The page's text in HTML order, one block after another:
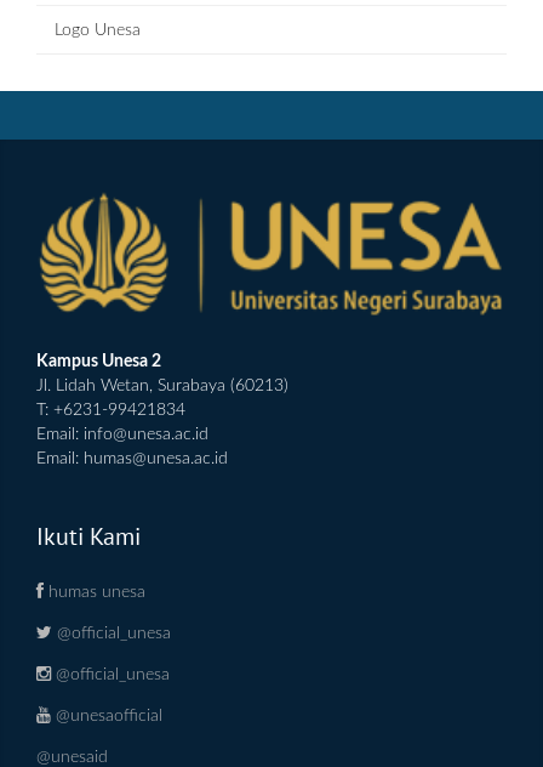
Logo Unesa
Kampus Unesa 2
Jl. Lidah Wetan, Surabaya (60213)
T: +6231-99421834
Email: info@unesa.ac.id
Email: humas@unesa.ac.id
Ikuti Kami
humas unesa
@official_unesa
@official_unesa
@unesaofficial
@unesaid